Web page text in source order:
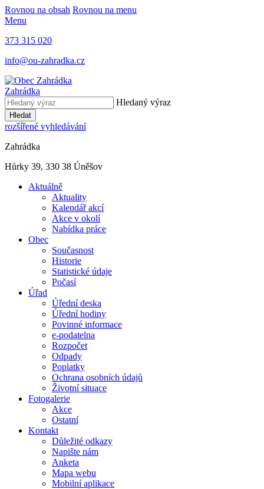
Rovnou na obsah Rovnou na menu
Menu
373 315 020
info@ou-zahradka.cz
Zahrádka
Hledaný výraz
Hledat
rozšířené vyhledávání
Zahrádka
Hůrky 39, 330 38 Úněšov
Aktuálně
Aktuality
Kalendář akcí
Akce v okolí
Nabídka práce
Obec
Současnost
Historie
Statistické údaje
Počasí
Úřad
Úřední deska
Úřední hodiny
Povinné informace
e-podatelna
Rozpočet
Odpady
Poplatky
Ochrana osobních údajů
Životní situace
Fotogalerie
Akce
Ostatní
Kontakt
Důležité odkazy
Napište nám
Anketa
Mapa webu
Mobilní aplikace